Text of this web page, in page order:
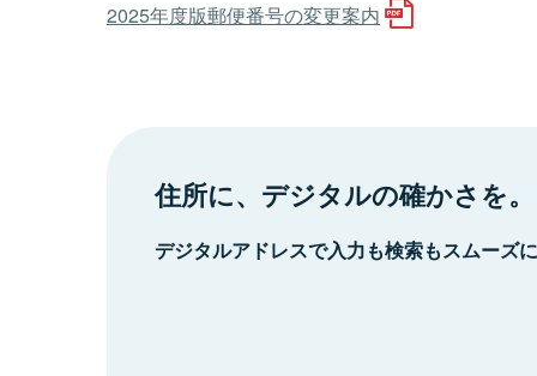
2025年度版郵便番号の変更案内
住所に、デジタルの確かさを。
デジタルアドレスで入力も検索もスムーズ